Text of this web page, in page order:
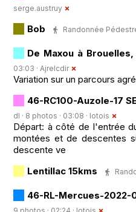
serge.austruy
Bob Randonnée Pédestre
De Maxou à
03:03 · Ajrelcdir
Variation sur un parcours
46-RC100-Auzole-17
dl · 8 photos · 03:08 · lotois
Départ: à côté de l'entrée
montées et de descentes
descente ve
Lentillac 15kms
46-RL-Mercues-2022-